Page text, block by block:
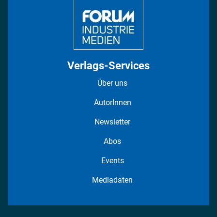
Verlags-Services
Über uns
AutorInnen
Newsletter
Abos
Events
Mediadaten